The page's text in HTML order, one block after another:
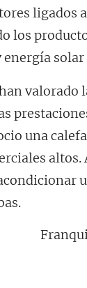
ligados
los
valorado
una